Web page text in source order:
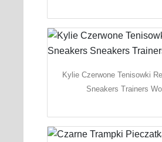
Kylie Czerwone Tenisowki
Sneakers Trainers